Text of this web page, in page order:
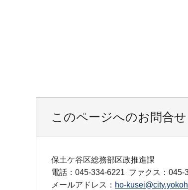
このページへのお問合せ
保土ケ谷区総務部区政推進課
電話：045-334-6221 ファクス：045-
メールアドレス： ho-